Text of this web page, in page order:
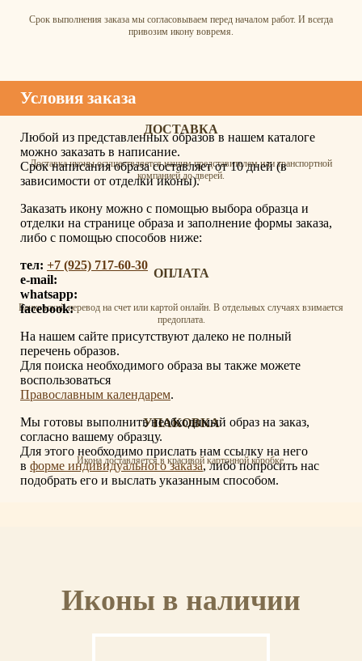
Срок выполнения заказа мы согласовываем перед началом работ. И всегда
привозим икону вовремя.
ДОСТАВКА
Доставка иконы осуществляется нашим представителем или транспортной
компанией до дверей.
ОПЛАТА
Банковский перевод на счет или картой онлайн. В отдельных случаях взимается
предоплата.
УПАКОВКА
Икона доставляется в красивой картонной коробке.
К иконе прилагается сертификат с указанием мастера, материалов и отделки
иконы.
Условия заказа
Любой из представленных образов в нашем каталоге
можно заказать в написание.
Срок написания образа составляет от 10 дней (в
зависимости от отделки иконы).
Заказать икону можно с помощью выбора образца и
отделки на странице образа и заполнение формы заказа,
либо с помощью способов ниже:
тел: +7 (925) 717-60-30
e-mail:
whatsapp:
facebook:
На нашем сайте присутствуют далеко не полный
перечень образов.
Для поиска необходимого образа вы также можете
воспользоваться
Православным календарем.
Мы готовы выполнить необходимый образ на заказ,
согласно вашему образцу.
Для этого необходимо прислать нам ссылку на него
в форме индивидуального заказа, либо попросить нас
подобрать его и выслать указанным способом.
Иконы в наличии